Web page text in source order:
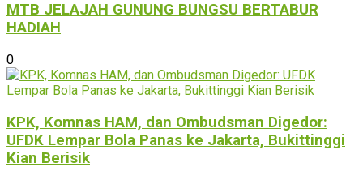
MTB JELAJAH GUNUNG BUNGSU BERTABUR
HADIAH
0
KPK, Komnas HAM, dan Ombudsman Digedor:
UFDK Lempar Bola Panas ke Jakarta, Bukittinggi
Kian Berisik